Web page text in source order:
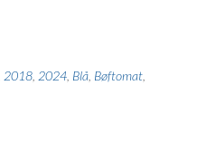
2018 2024 Blå Bøftomat